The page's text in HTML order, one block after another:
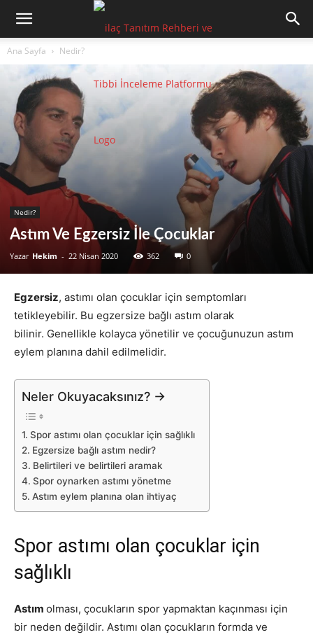
Ana Sayfa Nedir?
Nedir?
Astım Ve Egzersiz İle Çocuklar
Yazar Hekim - 22 Nisan 2020 362 0
Egzersiz, astımı olan çocuklar için semptomları
tetikleyebilir. Bu egzersize bağlı astım olarak
bilinir. Genellikle kolayca yönetilir ve çocuğunuzun astım
eylem planına dahil edilmelidir.
Neler Okuyacaksınız? →
Spor astımı olan çocuklar için sağlıklı
Egzersize bağlı astım nedir?
Belirtileri ve belirtileri aramak
Spor oynarken astımı yönetme
Astım eylem planına olan ihtiyaç
Spor astımı olan çocuklar için
sağlıklı
Astım olması, çocukların spor yapmaktan kaçınması için
bir neden değildir. Astımı olan çocukların formda ve